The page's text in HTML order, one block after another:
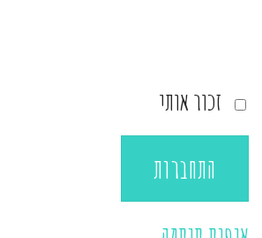
זכור אותי
התחברות